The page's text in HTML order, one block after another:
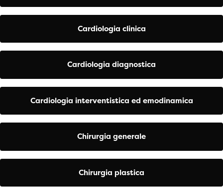
Cardiologia clinica
Cardiologia diagnostica
Cardiologia interventistica ed emodinamica
Chirurgia generale
Chirurgia plastica